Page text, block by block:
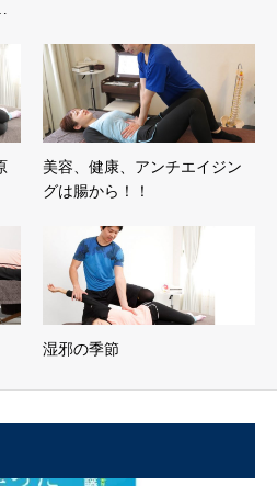
美容、健康、アンチエイジン
グは腸から！！
湿邪の季節